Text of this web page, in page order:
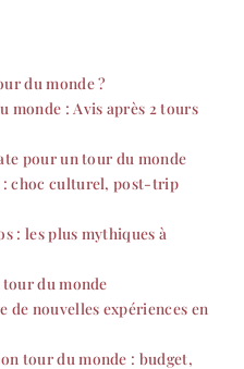
du monde ?
monde : Avis après 2 tours
pour un tour du monde
: choc culturel, post-trip
: les plus mythiques à
du monde
de nouvelles expériences en
tour du monde : budget,